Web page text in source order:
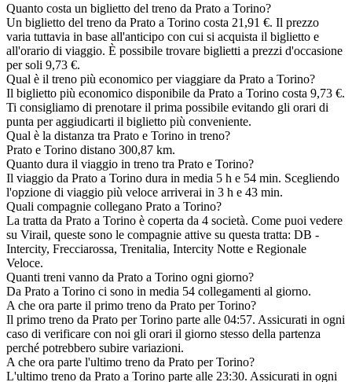
Quanto costa un biglietto del treno da Prato a Torino?
Un biglietto del treno da Prato a Torino costa 21,91 €. Il prezzo
varia tuttavia in base all'anticipo con cui si acquista il biglietto e
all'orario di viaggio. È possibile trovare biglietti a prezzi d'occasione
per soli 9,73 €.
Qual è il treno più economico per viaggiare da Prato a Torino?
Il biglietto più economico disponibile da Prato a Torino costa 9,73 €.
Ti consigliamo di prenotare il prima possibile evitando gli orari di
punta per aggiudicarti il biglietto più conveniente.
Qual è la distanza tra Prato e Torino in treno?
Prato e Torino distano 300,87 km.
Quanto dura il viaggio in treno tra Prato e Torino?
Il viaggio da Prato a Torino dura in media 5 h e 54 min. Scegliendo
l'opzione di viaggio più veloce arriverai in 3 h e 43 min.
Quali compagnie collegano Prato a Torino?
La tratta da Prato a Torino è coperta da 4 società. Come puoi vedere
su Virail, queste sono le compagnie attive su questa tratta: DB -
Intercity, Frecciarossa, Trenitalia, Intercity Notte e Regionale
Veloce.
Quanti treni vanno da Prato a Torino ogni giorno?
Da Prato a Torino ci sono in media 54 collegamenti al giorno.
A che ora parte il primo treno da Prato per Torino?
Il primo treno da Prato per Torino parte alle 04:57. Assicurati in ogni
caso di verificare con noi gli orari il giorno stesso della partenza
perché potrebbero subire variazioni.
A che ora parte l'ultimo treno da Prato per Torino?
L'ultimo treno da Prato a Torino parte alle 23:30. Assicurati in ogni